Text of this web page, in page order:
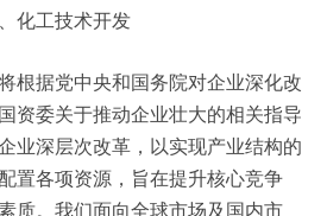
化工技术开发
根据党中央和国务院对企业深化改
资委关于推动企业壮大的相关指导
业深层次改革，以实现产业结构的
置各项资源，旨在提升核心竞争
质。我们面向全球市场及国内市